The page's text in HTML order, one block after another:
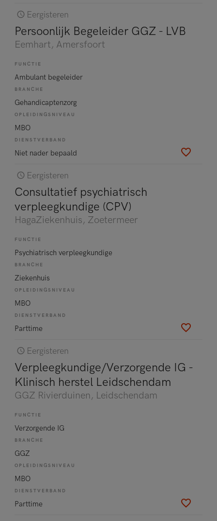
Eergisteren
Persoonlijk Begeleider GGZ - LVB
Eemhart, Amersfoort
FUNCTIE
Ambulant begeleider
BRANCHE
Gehandicaptenzorg
OPLEIDINGSNIVEAU
MBO
DIENSTVERBAND
Niet nader bepaald
Eergisteren
Consultatief psychiatrisch
verpleegkundige (CPV)
HagaZiekenhuis, Zoetermeer
FUNCTIE
Psychiatrisch verpleegkundige
BRANCHE
Ziekenhuis
OPLEIDINGSNIVEAU
MBO
DIENSTVERBAND
Parttime
Eergisteren
Verpleegkundige/Verzorgende IG -
Klinisch herstel Leidschendam
GGZ Rivierduinen, Leidschendam
FUNCTIE
Verzorgende IG
BRANCHE
GGZ
OPLEIDINGSNIVEAU
MBO
DIENSTVERBAND
Parttime